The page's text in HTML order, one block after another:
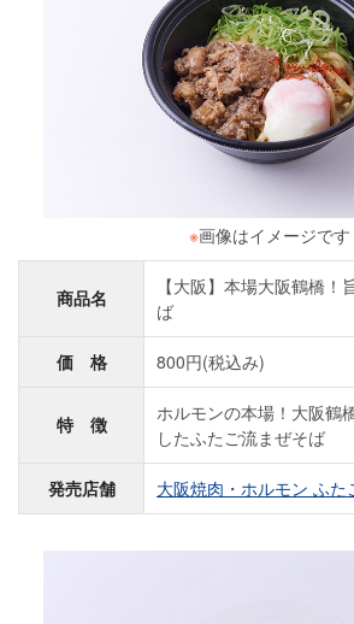
※画像はイメージです
商品名
【大阪】本場大阪鶴橋！
ば
価 格 800円(税込み)
特 徴
ホルモンの本場！大阪鶴
したふたご流まぜそば
発売店舗 大阪焼肉・ホルモン ふた